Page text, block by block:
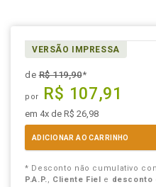
VERSÃO IMPRESSA
deR$ 119,90*
por R$ 107,91
em 4x de R$ 26,98
ADICIONAR AO CARRINHO
* Desconto não cumulativo
P.A.P., Cliente Fiel e desconto